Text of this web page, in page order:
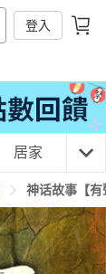
登入
民生用品
居家 3C
神话故事【有